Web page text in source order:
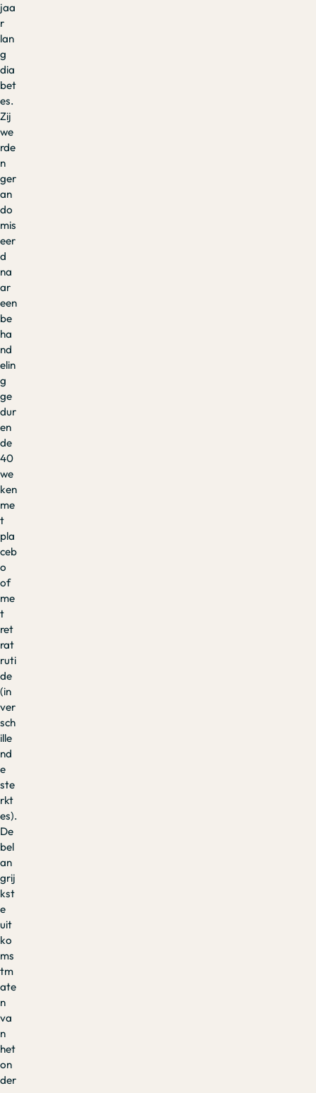
jaa
r
lan
g
dia
bet
es.
Zij
we
rde
n
ger
an
do
mis
eer
d
na
ar
een
be
ha
nd
elin
g
ge
dur
en
de
40
we
ken
me
t
pla
ceb
o
of
me
t
ret
rat
ruti
de
(in
ver
sch
ille
nd
e
ste
rkt
es).
De
bel
an
grij
kst
e
uit
ko
ms
tm
ate
n
va
n
het
on
der